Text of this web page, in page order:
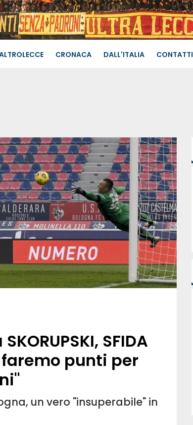
CRONACA DALL'ITALIA CONTATTI
SFIDA
faremo punti per
un vero "insuperabile" in